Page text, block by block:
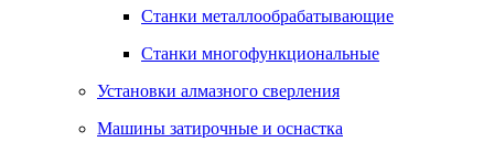
Станки металлообрабатывающие
Станки многофункциональные
Установки алмазного сверления
Машины затирочные и оснастка